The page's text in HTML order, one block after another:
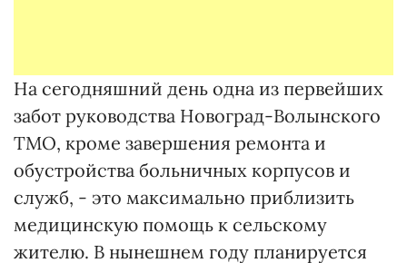
На сегодняшний день одна из первейших
забот руководства Новоград-Волынского
ТМО, кроме завершения ремонта и
обустройства больничных корпусов и
служб, - это максимально приблизить
медицинскую помощь к сельскому
жителю. В нынешнем году планируется